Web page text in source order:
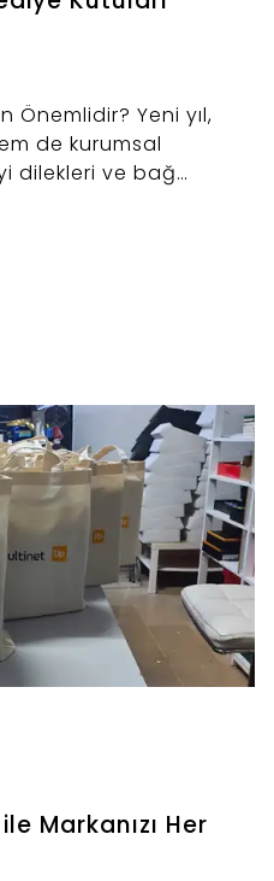
Yeni yıl,
de kurumsal
dilekleri ve bağ
kişiye
küçük ama etkili bir
Markanızı Her